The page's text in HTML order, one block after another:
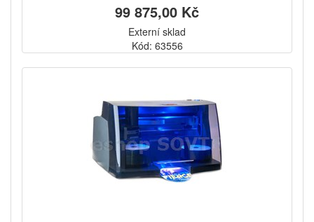
99 875,00 Kč
Externí sklad
Kód: 63556